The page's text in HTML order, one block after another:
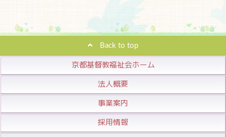
Back to top
京都基督教福祉会ホーム
法人概要
事業案内
採用情報